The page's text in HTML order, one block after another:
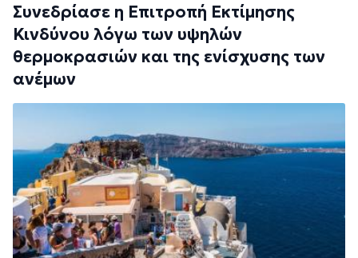
Συνεδρίασε η Επιτροπή Εκτίμησης
Κινδύνου λόγω των υψηλών
θερμοκρασιών και της ενίσχυσης των
ανέμων